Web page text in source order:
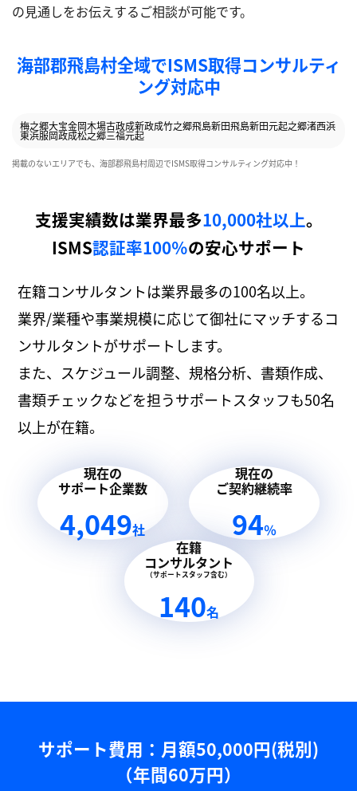
の見通しをお伝えするご相談が可能です。
海部郡飛島村全域でISMS取得コンサルティ
ング対応中
梅之郷大宝金岡木場古政成新政成竹之郷飛島新田飛島新田元起之郷渚西浜
東浜服岡政成松之郷三福元起
掲載のないエリアでも、海部郡飛島村周辺でISMS取得コンサルティング対応中！
支援実績数は業界最多10,000社以上。
ISMS認証率100％の安心サポート
在籍コンサルタントは業界最多の100名以上。
業界/業種や事業規模に応じて御社にマッチするコ
ンサルタントがサポートします。
また、スケジュール調整、規格分析、書類作成、
書類チェックなどを担うサポートスタッフも50名
以上が在籍。
現在の
サポート企業数
4,049社
現在の
ご契約継続率
94％
在籍
コンサルタント
（サポートスタッフ含む）
140名
サポート費用：⽉額50,000円(税別)
（年間60万円）